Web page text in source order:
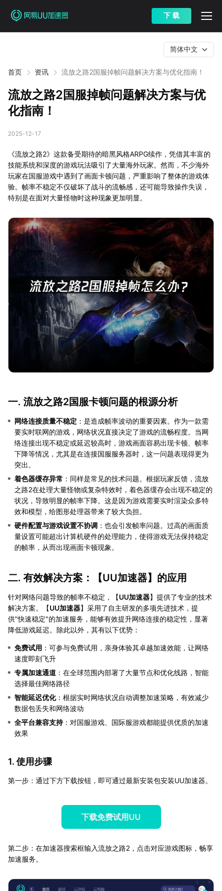
下 载
首页 资讯 流放之路2国服掉帧问题解决方案与优化指南！
简体中文
流放之路2国服掉帧问题解决方案与优
化指南！
2025-12-17
《流放之路2》这款备受期待的暗黑风格ARPG续作，凭借其丰富的
技能系统和深度的游戏玩法吸引了大量海外玩家。然而，不少海外
玩家在国服游戏中遇到了画面卡顿问题，严重影响了整体的游戏体
验。帧率不稳定不仅破坏了战斗的流畅感，还可能导致操作失误，
特别是在面对大量怪物时这种现象更加明显。
一. 流放之路2国服卡顿问题的根源分析
网络连接质量不稳定 ：是造成帧率波动的重要因素。作为一款需
要实时联网的游戏，网络状况直接决定了游戏的流畅程度。当网
络连接出现不稳定或延迟较高时，游戏画面容易出现卡顿、帧率
下降等情况，尤其是在连接国服服务器时，这一问题表现得更为
突出。
着色器缓存异常 ：同样是常见的技术问题。根据玩家反馈，流放
之路2在处理大量怪物或复杂特效时，着色器缓存会出现不稳定的
状况，导致明显的帧率下降。这是因为游戏需要实时渲染众多特
效和模型，给图形处理器带来了较大负担。
硬件配置与游戏设置不协调 ：也会引发帧率问题。过高的画面质
量设置可能超出计算机硬件的处理能力，使得游戏无法保持稳定
的帧率，从而出现画面卡顿现象。
二. 有效解决方案：【UU加速器】的应用
针对网络问题导致的帧率不稳定，【UU加速器】提供了专业的技术
解决方案。【UU加速器】采用了自主研发的多项先进技术，提
供"快速稳定"的加速服务，能够有效提升网络连接的稳定性，显著
降低游戏延迟。除此以外，其有以下优势：
免费试用 ：可参与免费试用，亲身体验其卓越加速效能，让网络
速度即刻飞升
专属加速通道 ：在全球范围内部署了大量节点和优化线路，智能
选择最佳网络路径
智能延迟优化：根据实时网络状况自动调整加速策略，有效减少
数据包丢失和网络波动
全平台兼容支持：对国服游戏、国际服游戏都能提供优质的加速
效果
1. 使用步骤
第一步：通过下方下载按钮，即可通过最新安装包安装UU加速器。
下载免费试用UU
第二步：在加速器搜索框输入流放之路2，点击对应游戏图标，畅享
加速服务。